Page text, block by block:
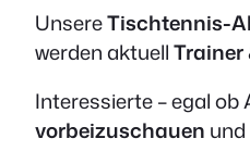
UnsereTischtennis-
werden aktuellTrainer
Interessierte – egal ob
vorbeizuschauen